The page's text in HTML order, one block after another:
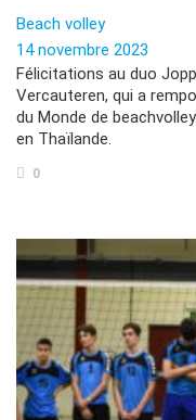
Beach volley
14 novembre 2023
Félicitations au duo
Vercauteren, qui a
du Monde de
en Thaïlande.
0